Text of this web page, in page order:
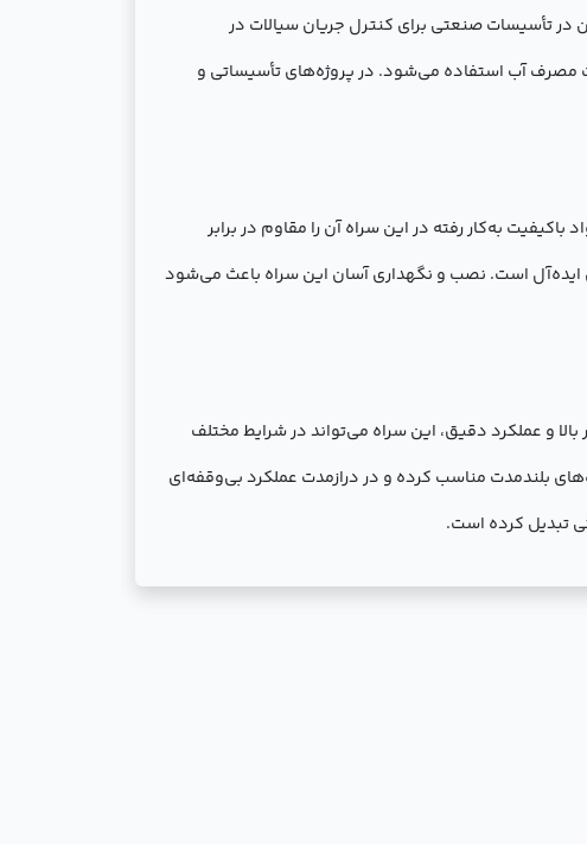
در تأسیسات صنعتی برای کنترل جریان سیالات در
مصرف آب استفاده می‌شود. در پروژه‌های تأسیساتی و
باکیفیت به‌کار رفته در این سراه آن را مقاوم در برابر
ایده‌آل است. نصب و نگهداری آسان این سراه باعث می‌شود
بالا و عملکرد دقیق، این سراه می‌تواند در شرایط مختلف
بلندمدت مناسب کرده و در درازمدت عملکرد بی‌وقفه‌ای
تبدیل کرده است.